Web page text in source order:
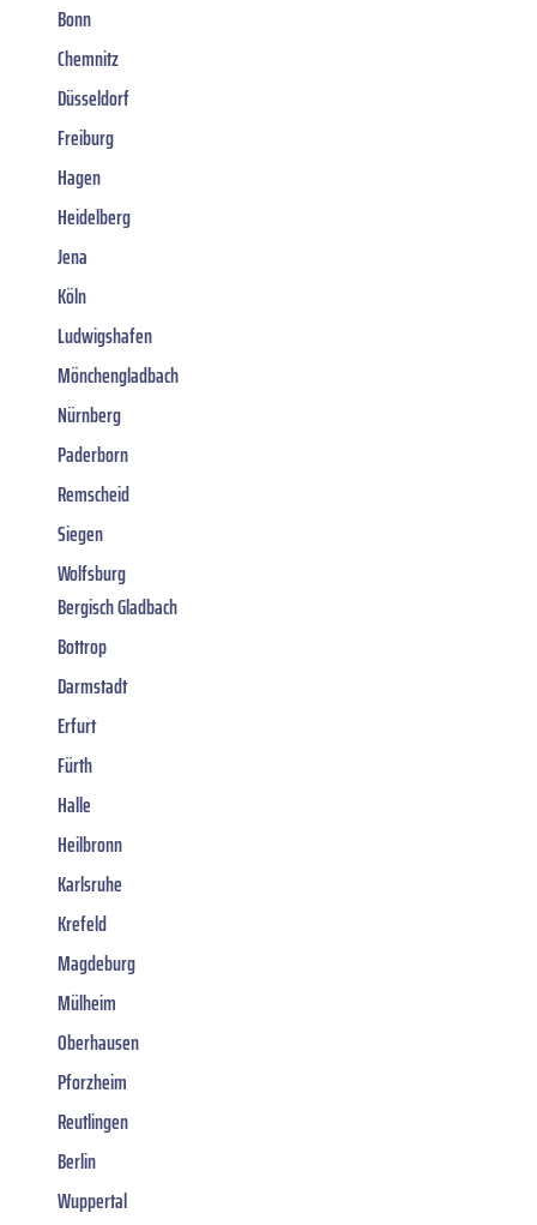
Bonn
Chemnitz
Düsseldorf
Freiburg
Hagen
Heidelberg
Jena
Köln
Ludwigshafen
Mönchengladbach
Nürnberg
Paderborn
Remscheid
Siegen
Wolfsburg
Bergisch Gladbach
Bottrop
Darmstadt
Erfurt
Fürth
Halle
Heilbronn
Karlsruhe
Krefeld
Magdeburg
Mülheim
Oberhausen
Pforzheim
Reutlingen
Berlin
Wuppertal